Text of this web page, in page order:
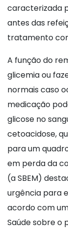
caracterizada
antes das
tratamento
A função do
glicemia ou
normais caso
medicação
glicose no
cetoacidose,
para um
em perda da
(a SBEM)
urgência para
acordo com
Saúde sobre o